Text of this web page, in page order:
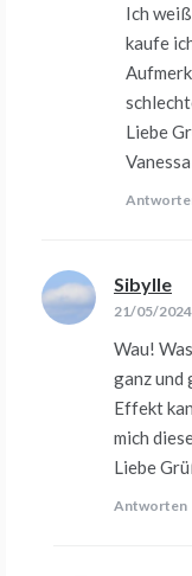
Ich
kaufe
Liebe
Vanessa
Sibylle
21/05/
Wau!
ganz und
Effekt
mich
Liebe
Antworten